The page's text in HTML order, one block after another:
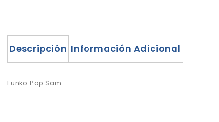
Descripción Información Adicional
Funko Pop Sam